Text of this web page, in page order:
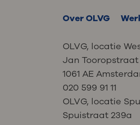
Over OLVG
OLVG, locatie
Jan Tooropstraat
1061 AE
020 599 91 11
OLVG, locatie
Spuistraat 239a